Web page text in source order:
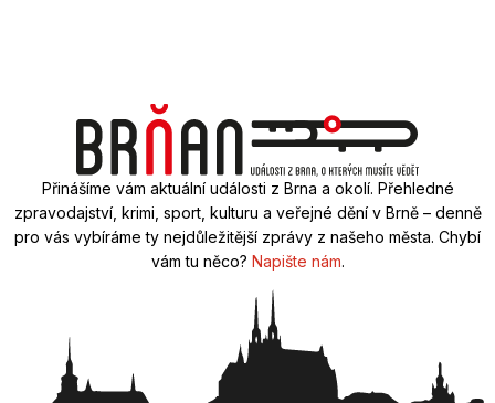
Přinášíme vám aktuální události z Brna a okolí. Přehledné
zpravodajství, krimi, sport, kulturu a veřejné dění v Brně – denně
pro vás vybíráme ty nejdůležitější zprávy z našeho města. Chybí
vám tu něco? Napište nám.